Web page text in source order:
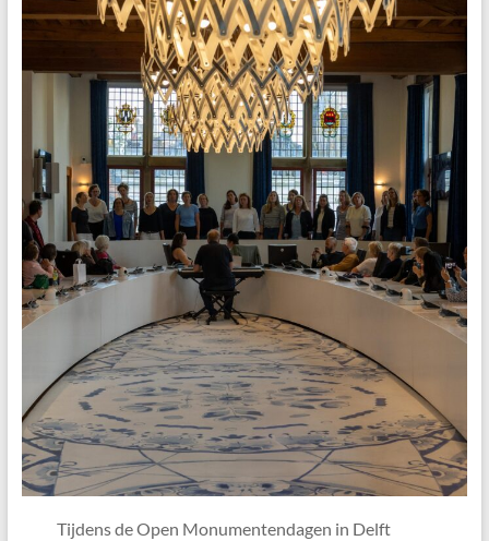
Tijdens de Open Monumentendagen in Delft